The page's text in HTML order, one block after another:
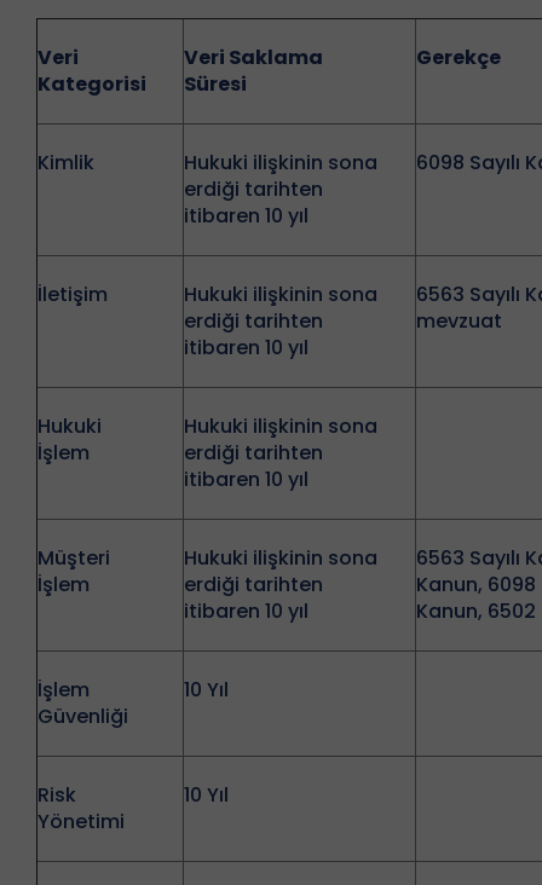
Veri
Kategorisi
Veri Saklama
Süresi
Gerekçe
Kimlik
Hukuki ilişkinin sona
erdiği tarihten
itibaren 10 yıl
6098 Sayılı
İletişim
Hukuki ilişkinin sona
erdiği tarihten
itibaren 10 yıl
6563 Sayılı
mevzuat
Hukuki
İşlem
Hukuki ilişkinin sona
erdiği tarihten
itibaren 10 yıl
Müşteri
İşlem
Hukuki ilişkinin sona
erdiği tarihten
itibaren 10 yıl
6563 Sayılı
Kanun, 6098
Kanun, 6502
İşlem
Güvenliği
10 Yıl
Risk
Yönetimi
10 Yıl